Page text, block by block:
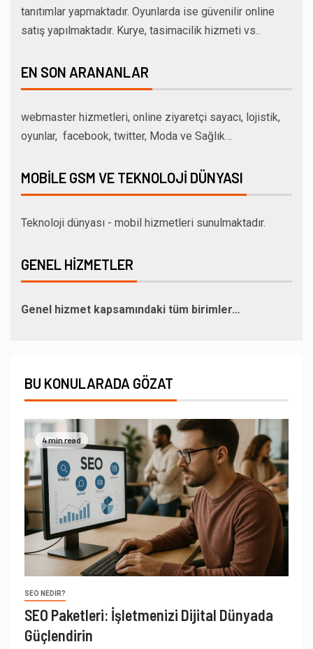
tanıtımlar yapmaktadır. Oyunlarda ise güvenilir online
satış yapılmaktadır. Kurye, tasimacilik hizmeti vs..
EN SON ARANANLAR
webmaster hizmetleri, online ziyaretçi sayacı, lojistik,
oyunlar, facebook, twitter, Moda ve Sağlık…
MOBILE GSM VE TEKNOLOJI DÜNYASI
Teknoloji dünyası - mobil hizmetleri sunulmaktadır.
GENEL HIZMETLER
Genel hizmet kapsamındaki tüm birimler…
BU KONULARADA GÖZAT
4 min read
SEO NEDIR?
SEO Paketleri: İşletmenizi Dijital Dünyada
Güçlendirin